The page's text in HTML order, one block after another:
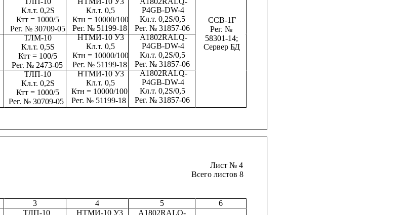
ССВ-1Г
Рег. №
58301-14;
Сервер БД
Кл.т. 0,2S
Ктт = 1000/5
Рег. № 30709-05
ТЛМ-10
Кл.т. 0,5S
Ктт = 100/5
Рег. № 2473-05
ТЛП-10
Кл.т. 0,2S
Ктт = 1000/5
Рег. № 30709-05
Кл.т. 0,5
Ктн = 10000/100
Рег. № 51199-18
НТМИ-10 У3
Кл.т. 0,5
Ктн = 10000/100
Рег. № 51199-18
НТМИ-10 У3
Кл.т. 0,5
Ктн = 10000/100
Рег. № 51199-18
P4GB-DW-4
Кл.т. 0,2S/0,5
Рег. № 31857-06
A1802RALQ-
P4GB-DW-4
Кл.т. 0,2S/0,5
Рег. № 31857-06
A1802RALQ-
P4GB-DW-4
Кл.т. 0,2S/0,5
Рег. № 31857-06
Лист № 4
Всего листов 8
3
ТЛП-10
4
НТМИ-10 У3
5
6
A1802RALQ-